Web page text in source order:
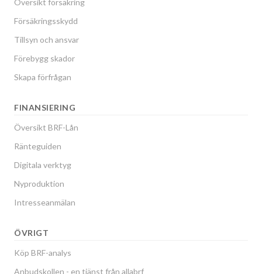
Försäkringsskydd
Tillsyn och ansvar
Förebygg skador
Skapa förfrågan
FINANSIERING
Översikt BRF-Lån
Ränteguiden
Digitala verktyg
Nyproduktion
Intresseanmälan
ÖVRIGT
Köp BRF-analys
Anbudskollen - en tjänst från allabrf